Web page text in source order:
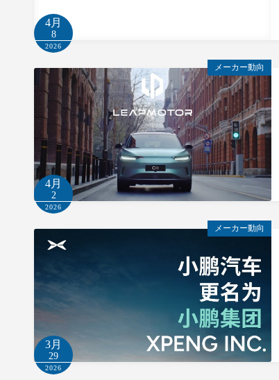
4月
8
2026
メーカー動向
4月
2
2026
メーカー動向
3月
29
2026